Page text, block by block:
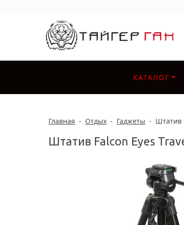
КАТАЛОГ
Главная - Отдых - Гаджеты - Штатив
Штатив Falcon Eyes